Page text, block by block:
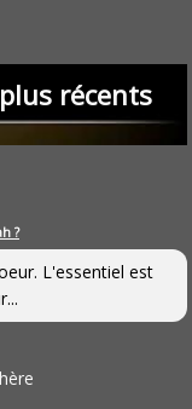
récents
?
L'essentiel est